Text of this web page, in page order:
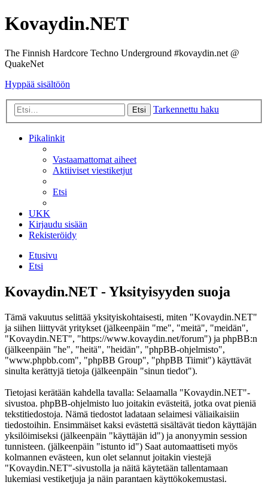
Kovaydin.NET
The Finnish Hardcore Techno Underground #kovaydin.net @
QuakeNet
Hyppää sisältöön
Etsi Tarkennettu haku
Pikalinkit
Vastaamattomat aiheet
Aktiiviset viestiketjut
Etsi
UKK
Kirjaudu sisään
Rekisteröidy
Etusivu
Etsi
Kovaydin.NET - Yksityisyyden suoja
Tämä vakuutus selittää yksityiskohtaisesti, miten "Kovaydin.NET"
ja siihen liittyvät yritykset (jälkeenpäin "me", "meitä", "meidän",
"Kovaydin.NET", "https://www.kovaydin.net/forum") ja phpBB:n
(jälkeenpäin "he", "heitä", "heidän", "phpBB-ohjelmisto",
"www.phpbb.com", "phpBB Group", "phpBB Tiimit") käyttävät
sinulta kerättyjä tietoja (jälkeenpäin "sinun tiedot").
Tietojasi kerätään kahdella tavalla: Selaamalla "Kovaydin.NET"-
sivustoa. phpBB-ohjelmisto luo joitakin evästeitä, jotka ovat pieniä
tekstitiedostoja. Nämä tiedostot ladataan selaimesi väliaikaisiin
tiedostoihin. Ensimmäiset kaksi evästettä sisältävät tiedon käyttäjän
yksilöimiseksi (jälkeenpäin "käyttäjän id") ja anonyymin session
tunnisteen. (jälkeenpäin "istunto id") Saat automaattiseti myös
kolmannen evästeen, kun olet selannut joitakin viestejä
"Kovaydin.NET"-sivustolla ja näitä käytetään tallentamaan
lukemiasi vestiketjuja ja näin parantaen käyttökokemustasi.